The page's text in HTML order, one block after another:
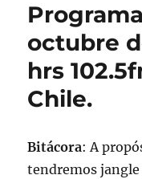
octubre
hrs
Chile.
Bitácora: A
tendremos jangle